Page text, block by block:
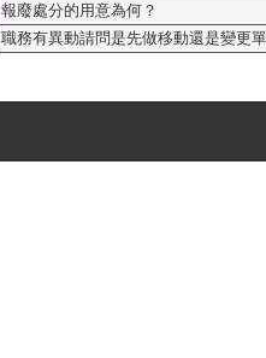
報廢處分的用意為何？
職務有異動請問是先做移動還是變更